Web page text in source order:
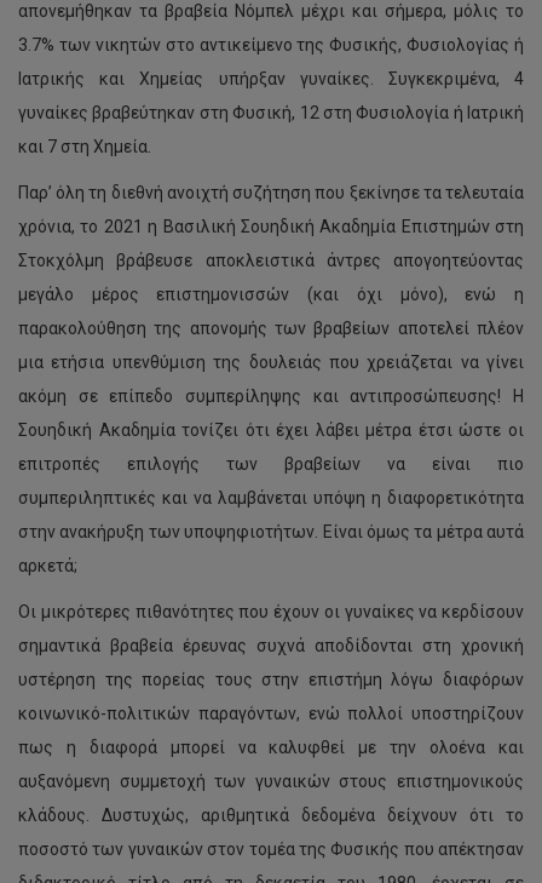
απονεμήθηκαν τα βραβεία Νόμπελ μέχρι και σήμερα, μόλις το
3.7% των νικητών στο αντικείμενο της Φυσικής, Φυσιολογίας ή
Ιατρικής και Χημείας υπήρξαν γυναίκες. Συγκεκριμένα, 4
γυναίκες βραβεύτηκαν στη Φυσική, 12 στη Φυσιολογία ή Ιατρική
και 7 στη Χημεία.
Παρ’ όλη τη διεθνή ανοιχτή συζήτηση που ξεκίνησε τα τελευταία
χρόνια, το 2021 η Βασιλική Σουηδική Ακαδημία Επιστημών στη
Στοκχόλμη βράβευσε αποκλειστικά άντρες απογοητεύοντας
μεγάλο μέρος επιστημονισσών (και όχι μόνο), ενώ η
παρακολούθηση της απονομής των βραβείων αποτελεί πλέον
μια ετήσια υπενθύμιση της δουλειάς που χρειάζεται να γίνει
ακόμη σε επίπεδο συμπερίληψης και αντιπροσώπευσης! Η
Σουηδική Ακαδημία τονίζει ότι έχει λάβει μέτρα έτσι ώστε οι
επιτροπές επιλογής των βραβείων να είναι πιο
συμπεριληπτικές και να λαμβάνεται υπόψη η διαφορετικότητα
στην ανακήρυξη των υποψηφιοτήτων. Είναι όμως τα μέτρα αυτά
αρκετά;
Οι μικρότερες πιθανότητες που έχουν οι γυναίκες να κερδίσουν
σημαντικά βραβεία έρευνας συχνά αποδίδονται στη χρονική
υστέρηση της πορείας τους στην επιστήμη λόγω διαφόρων
κοινωνικό-πολιτικών παραγόντων, ενώ πολλοί υποστηρίζουν
πως η διαφορά μπορεί να καλυφθεί με την ολοένα και
αυξανόμενη συμμετοχή των γυναικών στους επιστημονικούς
κλάδους. Δυστυχώς, αριθμητικά δεδομένα δείχνουν ότι το
ποσοστό των γυναικών στον τομέα της Φυσικής που απέκτησαν